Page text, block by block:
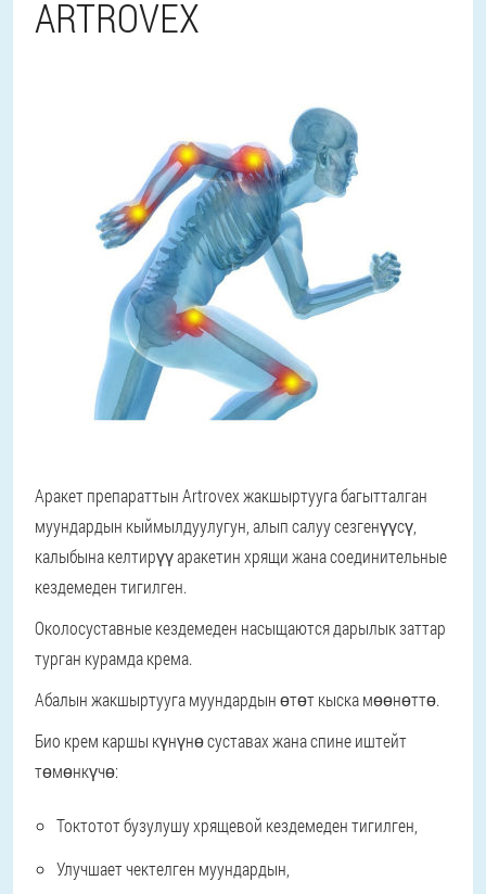
ARTROVEX
Аракет препараттын Artrovex жакшыртууга багытталган
муундардын кыймылдуулугун, алып салуу сезгенүүсү,
калыбына келтирүү аракетин хрящи жана соединительные
кездемеден тигилген.
Околосуставные кездемеден насыщаются дарылык заттар
турган курамда крема.
Абалын жакшыртууга муундардын өтөт кыска мөөнөттө.
Био крем каршы күнүнө суставах жана спине иштейт
төмөнкүчө:
Токтотот бузулушу хрящевой кездемеден тигилген,
Улучшает чектелген муундардын,